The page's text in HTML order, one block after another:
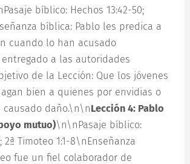
bíblico: Hechos 13:42-50;
bíblica: Pablo les predica a
cuando lo han acusado
a las autoridades
de la Lección: Que los jóvenes
bien a quienes por envidias o
causado daño.\n\nLección 4: Pablo
mutuo)\n\nPasaje bíblico:
2ª Timoteo 1:1-8\nEnseñanza
fue un fiel colaborador de